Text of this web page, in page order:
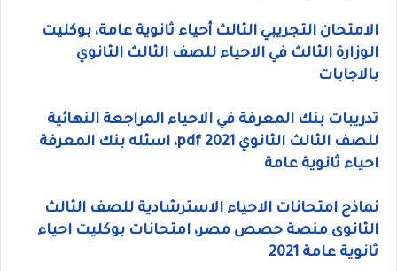
الامتحان التجريبي الثالث أحياء ثانوية عامة، بوكليت
الوزارة الثالث في الاحياء للصف الثالث الثانوي
بالاجابات
تدريبات بنك المعرفة في الاحياء المراجعة النهائية
للصف الثالث الثانوي 2021 pdf، اسئله بنك المعرفة
احياء ثانوية عامة
نماذج امتحانات الاحياء الاسترشادية للصف الثالث
الثانوى منصة حصص مصر، امتحانات بوكليت احياء
ثانوية عامة 2021